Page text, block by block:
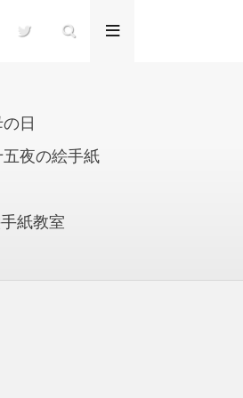
日
夜の絵手紙
紙教室